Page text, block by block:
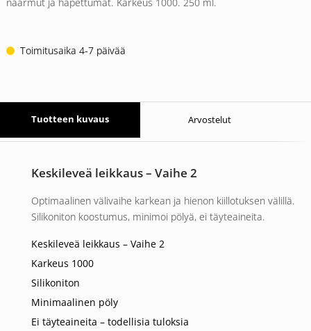
naarmut ja hapettumat. Karkeus 1000. 250 ml.
Toimitusaika 4-7 päivää
Tuotteen kuvaus Arvostelut
Keskileveä leikkaus – Vaihe 2
Optimaalinen välivaihe karkean ja hienon kiillotuksen välillä.
Silikoniton koostumus, minimoi pölyä, ei täyteaineita.
Keskileveä leikkaus – Vaihe 2
Karkeus 1000
Silikoniton
Minimaalinen pöly
Ei täyteaineita – todellisia tuloksia